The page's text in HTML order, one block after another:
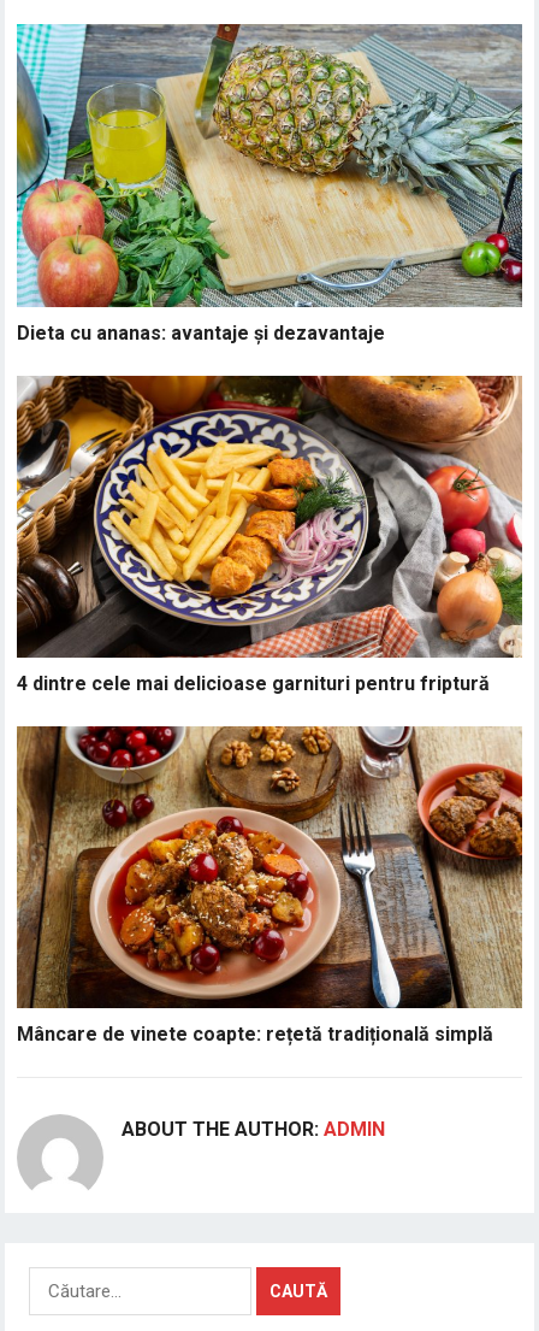
Dieta cu ananas: avantaje și dezavantaje
4 dintre cele mai delicioase garnituri pentru friptură
Mâncare de vinete coapte: rețetă tradițională simplă
ABOUT THE AUTHOR:ADMIN
Caută